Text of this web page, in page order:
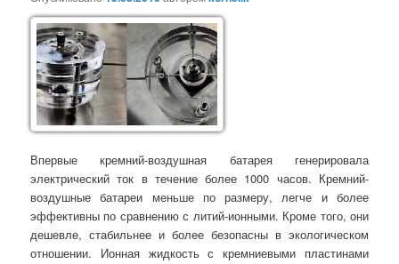
Впервые кремний-воздушная батарея генерировала
электрический ток в течение более 1000 часов. Кремний-
воздушные батареи меньше по размеру, легче и более
эффективны по сравнению с литий-ионными. Кроме того, они
дешевле, стабильнее и более безопасны в экологическом
отношении. Ионная жидкость с кремниевыми пластинами